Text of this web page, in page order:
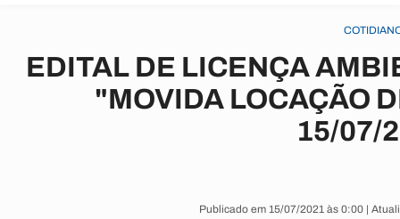
EDITAL DE LICENÇA
"MOVIDA LOCAÇÃO
15/07/
Publicado em 15/07/2021 às 0:00 |